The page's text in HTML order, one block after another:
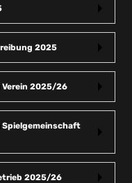
2025
Verein 2025/26
Spielgemeinschaft
2025/26